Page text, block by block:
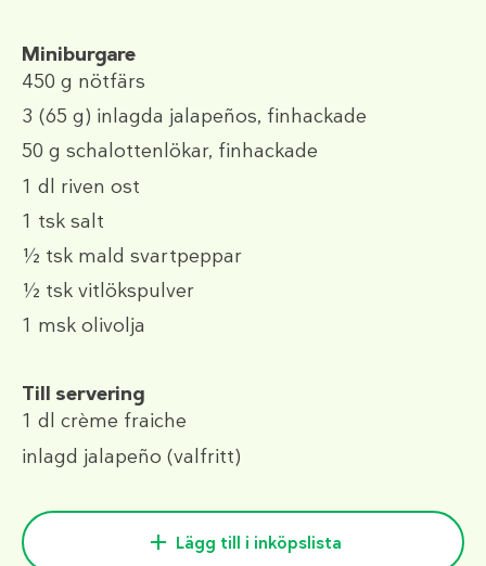
Miniburgare
450 g nötfärs
3 (65 g) inlagda jalapeños, finhackade
50 g schalottenlökar, finhackade
1 dl riven ost
1 tsk salt
½ tsk mald svartpeppar
½ tsk vitlökspulver
1 msk olivolja
Till servering
1 dl crème fraiche
inlagd jalapeño (valfritt)
Lägg till i inköpslista